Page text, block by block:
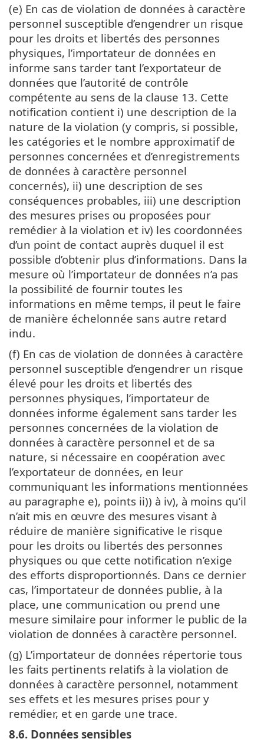
(e) En cas de violation de données à caractère
personnel susceptible d’engendrer un risque
pour les droits et libertés des personnes
physiques, l’importateur de données en
informe sans tarder tant l’exportateur de
données que l’autorité de contrôle
compétente au sens de la clause 13. Cette
notification contient i) une description de la
nature de la violation (y compris, si possible,
les catégories et le nombre approximatif de
personnes concernées et d’enregistrements
de données à caractère personnel
concernés), ii) une description de ses
conséquences probables, iii) une description
des mesures prises ou proposées pour
remédier à la violation et iv) les coordonnées
d’un point de contact auprès duquel il est
possible d’obtenir plus d’informations. Dans la
mesure où l’importateur de données n’a pas
la possibilité de fournir toutes les
informations en même temps, il peut le faire
de manière échelonnée sans autre retard
indu.
(f) En cas de violation de données à caractère
personnel susceptible d’engendrer un risque
élevé pour les droits et libertés des
personnes physiques, l’importateur de
données informe également sans tarder les
personnes concernées de la violation de
données à caractère personnel et de sa
nature, si nécessaire en coopération avec
l’exportateur de données, en leur
communiquant les informations mentionnées
au paragraphe e), points ii)) à iv), à moins qu’il
n’ait mis en œuvre des mesures visant à
réduire de manière significative le risque
pour les droits ou libertés des personnes
physiques ou que cette notification n’exige
des efforts disproportionnés. Dans ce dernier
cas, l’importateur de données publie, à la
place, une communication ou prend une
mesure similaire pour informer le public de la
violation de données à caractère personnel.
(g) L’importateur de données répertorie tous
les faits pertinents relatifs à la violation de
données à caractère personnel, notamment
ses effets et les mesures prises pour y
remédier, et en garde une trace.
8.6. Données sensibles